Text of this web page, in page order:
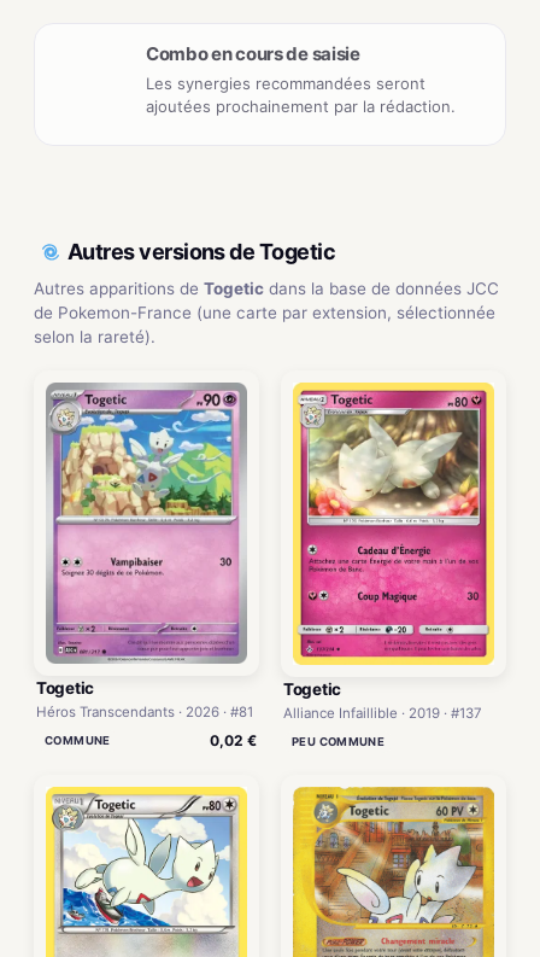
Combo en cours de saisie
Les synergies recommandées seront
ajoutées prochainement par la rédaction.
Autres versions de Togetic
Autres apparitions de Togetic dans la base de données JCC
de Pokemon-France (une carte par extension, sélectionnée
selon la rareté).
Togetic
Héros Transcendants · 2026 · #81
COMMUNE 0,02 €
Togetic
Alliance Infaillible · 2019 · #137
PEU COMMUNE